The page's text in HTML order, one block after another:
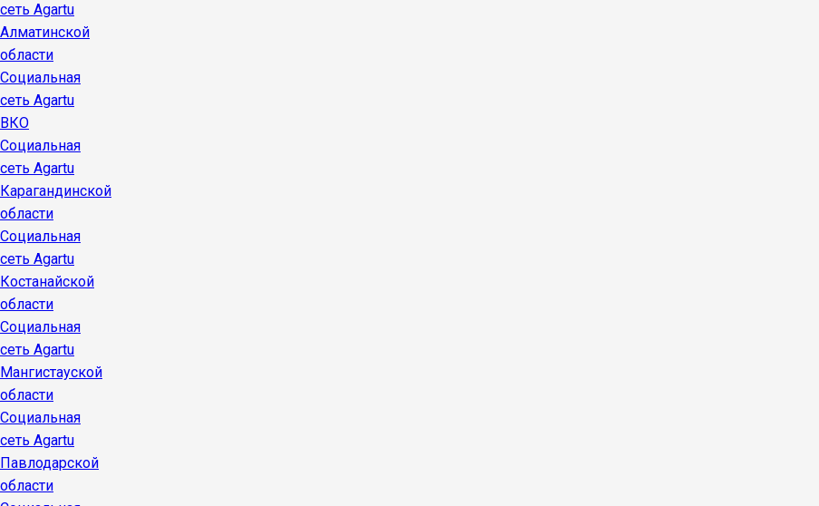
сеть Agartu
Алматинской
области
Социальная
сеть Agartu
ВКО
Социальная
сеть Agartu
Карагандинской
области
Социальная
сеть Agartu
Костанайской
области
Социальная
сеть Agartu
Мангистауской
области
Социальная
сеть Agartu
Павлодарской
области